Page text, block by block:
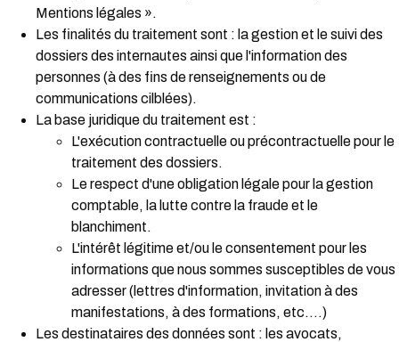
Mentions légales ».
Les finalités du traitement sont : la gestion et le suivi des
dossiers des internautes ainsi que l'information des
personnes (à des fins de renseignements ou de
communications cilblées).
La base juridique du traitement est :
L'exécution contractuelle ou précontractuelle pour le
traitement des dossiers.
Le respect d'une obligation légale pour la gestion
comptable, la lutte contre la fraude et le
blanchiment.
L'intérêt légitime et/ou le consentement pour les
informations que nous sommes susceptibles de vous
adresser (lettres d'information, invitation à des
manifestations, à des formations, etc.…)
Les destinataires des données sont : les avocats,